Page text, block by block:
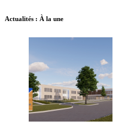
Actualités : À la une